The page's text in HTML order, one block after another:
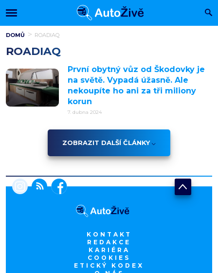
DOMŮ ROADIAQ
ROADIAQ
První obytný vůz od Škodovky je
na světě. Vypadá úžasně. Ale
nekoupíte ho ani za tři miliony
korun
7. dubna 2024
ZOBRAZIT DALŠÍ ČLÁNKY
KONTAKT
REDAKCE
KARIÉRA
COOKIES
ETICKÝ KODEX